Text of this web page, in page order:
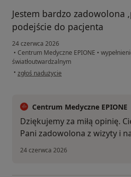
Jestem bardzo zadowolona
podejście do pacjenta
24 czerwca 2026
• Centrum Medyczne EPIONE •
światłoutwardzalnym
• w opinii użytkownika Sabina
zgłoś nadużycie
Centrum Medyczne EPIONE
Dziękujemy za miłą opinię.
Pani zadowolona z wizyty i
24 czerwca 2026